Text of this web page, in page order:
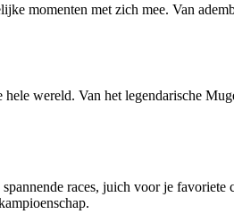
momenten met zich mee. Van
wereld. Van het legendarische
races, juich voor je